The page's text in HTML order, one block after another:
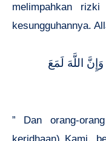
melimpahkan
kesungguhannya.
اللَّهَ لَمَعَ
” Dan orang-
keridhaan) Kami,